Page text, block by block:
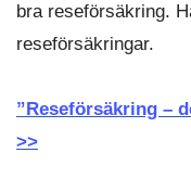
bra reseförsäkring.
reseförsäkringar.
”Reseförsäkring –
>>